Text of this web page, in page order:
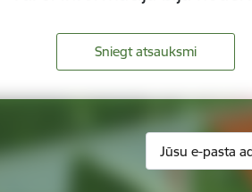
Sniegt atsauksmi